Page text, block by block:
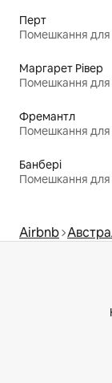
Перт
Помешкання для
Маргарет Рівер
Помешкання для
Фремантл
Помешкання для
Банбері
Помешкання для
Airbnb